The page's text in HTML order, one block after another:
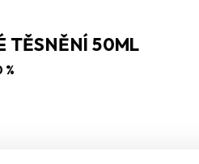
TĚSNĚNÍ 50ML
%